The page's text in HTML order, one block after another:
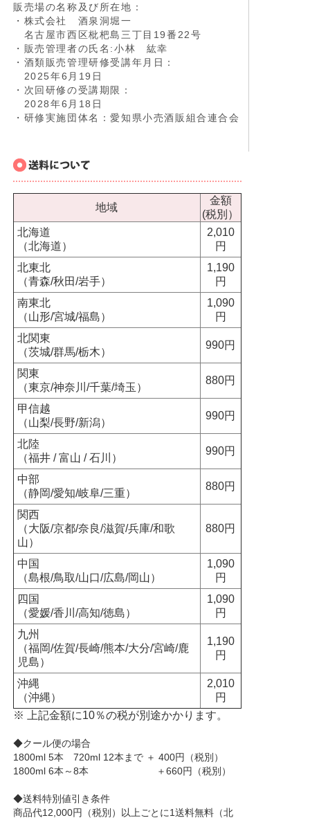
販売場の名称及び所在地：
・株式会社 酒泉洞堀一
名古屋市西区枇杷島三丁目19番22号
・販売管理者の氏名:小林 紘幸
・酒類販売管理研修受講年月日：
2025年6月19日
・次回研修の受講期限：
2028年6月18日
・研修実施団体名：愛知県小売酒販組合連合会
地域
金額
(税別）
北海道
（北海道）
2,010
円
北東北
（青森/秋田/岩手）
1,190
円
南東北
（山形/宮城/福島）
1,090
円
北関東
（茨城/群馬/栃木）
990円
関東
（東京/神奈川/千葉/埼玉）
880円
甲信越
（山梨/長野/新潟）
990円
北陸
（福井 / 富山 / 石川）
990円
中部
（静岡/愛知/岐阜/三重）
880円
関西
（大阪/京都/奈良/滋賀/兵庫/和歌
山）
880円
中国
（島根/鳥取/山口/広島/岡山）
1,090
円
四国
（愛媛/香川/高知/徳島）
1,090
円
九州
（福岡/佐賀/長崎/熊本/大分/宮崎/鹿
児島）
1,190
円
沖縄
（沖縄）
2,010
円
※ 上記金額に10％の税が別途かかります。
◆クール便の場合
1800ml 5本 720ml 12本まで ＋ 400円（税別）
1800ml 6本～8本 ＋660円（税別）
◆送料特別値引き条件
商品代12,000円（税別）以上ごとに1送料無料（北